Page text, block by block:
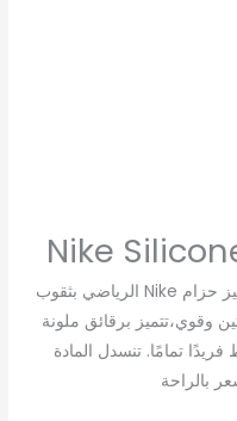
Nike
يتميز حزام Nike الرياضي بثقوب
وقوي،تتميز برقائق ملونة
تمامًا. تنسدل المادة
بالراحة